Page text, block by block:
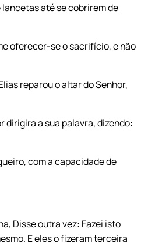
até se cobrirem de
oferecer-se o sacrifício, e não
reparou o altar do Senhor,
dirigira a sua palavra, dizendo:
com a capacidade de
Disse outra vez: Fazei isto
E eles o fizeram terceira